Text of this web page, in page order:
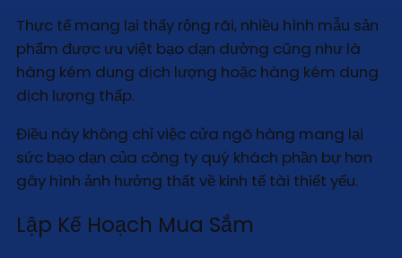
Thực tế mang lại thấy rộng rãi, nhiều hình mẫu sản
phẩm được ưu việt bạo dạn dường cũng như là
hàng kém dung dịch lượng hoặc hàng kém dung
dịch lượng thấp.
Điều này không chỉ việc cửa ngõ hàng mang lại
sức bạo dạn của công ty quý khách phần bự hơn
gây hình ảnh hưởng thất về kinh tế tài thiết yếu.
Lập Kế Hoạch Mua Sắm